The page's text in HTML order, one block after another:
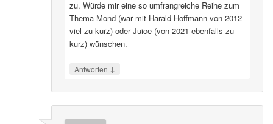
zu. Würde mir eine so umfrangreiche Reihe zum
Thema Mond (war mit Harald Hoffmann von 2012
viel zu kurz) oder Juice (von 2021 ebenfalls zu
kurz) wünschen.
Antworten ↓